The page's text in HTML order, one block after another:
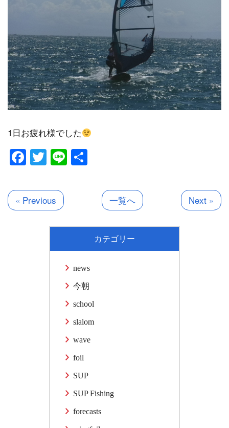
1日お疲れ様でした
Facebook
Twitter
Line
« Previous 一覧へ Next »
カテゴリー
news
今朝
school
slalom
wave
foil
SUP
SUP Fishing
forecasts